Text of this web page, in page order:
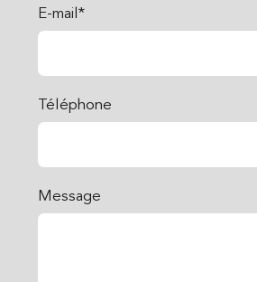
E-mail*
Téléphone
Message